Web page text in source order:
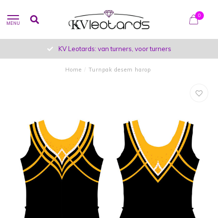
MENU
0
KV Leotards: van turners, voor turners
Home / Turnpak desem harop